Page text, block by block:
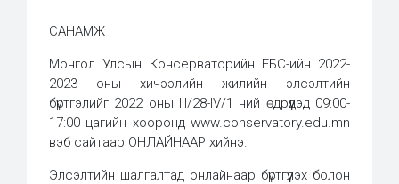
САНАМЖ
Монгол Улсын Консерваторийн ЕБС-ийн 2022-
2023 оны хичээлийн жилийн элсэлтийн
бүртгэлийг 2022 оны III/28-IV/1 ний өдрүүдэд 09:00-
17:00 цагийн хооронд www.conservatory.edu.mn
вэб сайтаар ОНЛАЙНААР хийнэ.
Элсэлтийн шалгалтад онлайнаар бүртгүүлэх болон